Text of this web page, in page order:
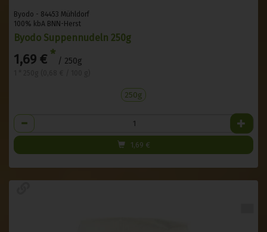
Byodo - 84453 Mühldorf
100% kbA BNN-Herst
Byodo Suppennudeln 250g
1,69 € * / 250g
250g
Anzahl
1,69 €